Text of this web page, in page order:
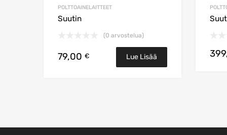
POLTTOAINELAITTEET
Suutin
(0 arvostelua)
79,00 € Lue Lisää